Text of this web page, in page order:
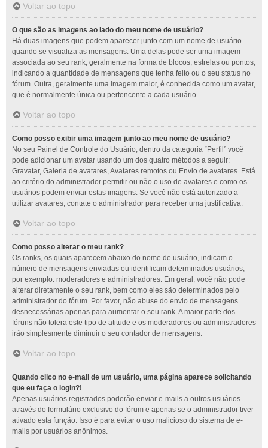
Voltar ao topo
O que são as imagens ao lado do meu nome de usuário?
Há duas imagens que podem aparecer junto com um nome de usuário
quando se visualiza as mensagens. Uma delas pode ser uma imagem
associada ao seu rank, geralmente na forma de blocos, estrelas ou pontos,
indicando a quantidade de mensagens que tenha feito ou o seu status no
fórum. Outra, geralmente uma imagem maior, é conhecida como um avatar,
que é normalmente única ou pertencente a cada usuário.
Voltar ao topo
Como posso exibir uma imagem junto ao meu nome de usuário?
No seu Painel de Controle do Usuário, dentro da categoria “Perfil” você
pode adicionar um avatar usando um dos quatro métodos a seguir:
Gravatar, Galeria de avatares, Avatares remotos ou Envio de avatares. Está
ao critério do administrador permitir ou não o uso de avatares e como os
usuários podem enviar estas imagens. Se você não está autorizado a
utilizar avatares, contate o administrador para receber uma justificativa.
Voltar ao topo
Como posso alterar o meu rank?
Os ranks, os quais aparecem abaixo do nome de usuário, indicam o
número de mensagens enviadas ou identificam determinados usuários,
por exemplo: moderadores e administradores. Em geral, você não pode
alterar diretamente o seu rank, bem como eles são determinados pelo
administrador do fórum. Por favor, não abuse do envio de mensagens
desnecessárias apenas para aumentar o seu rank. A maior parte dos
fóruns não tolera este tipo de atitude e os moderadores ou administradores
irão simplesmente diminuir o seu contador de mensagens.
Voltar ao topo
Quando clico no e-mail de um usuário, uma página aparece solicitando
que eu faça o login?!
Apenas usuários registrados poderão enviar e-mails a outros usuários
através do formulário exclusivo do fórum e apenas se o administrador tiver
ativado esta função. Isso é para evitar o uso malicioso do sistema de e-
mails por usuários anônimos.